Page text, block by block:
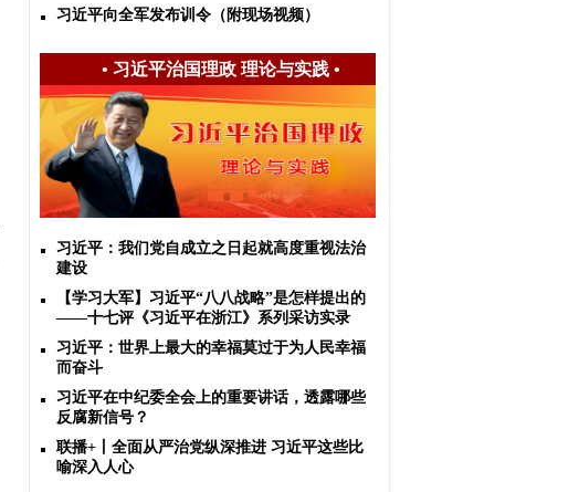
习近平向全军发布训令（附现场视频）
• 习近平治国理政 理论与实践•
习近平：我们党自成立之日起就高度重视法治
建设
【学习大军】习近平“八八战略”是怎样提出的
——十七评《习近平在浙江》系列采访实录
习近平：世界上最大的幸福莫过于为人民幸福
而奋斗
习近平在中纪委全会上的重要讲话，透露哪些
反腐新信号？
联播+丨全面从严治党纵深推进 习近平这些比
喻深入人心